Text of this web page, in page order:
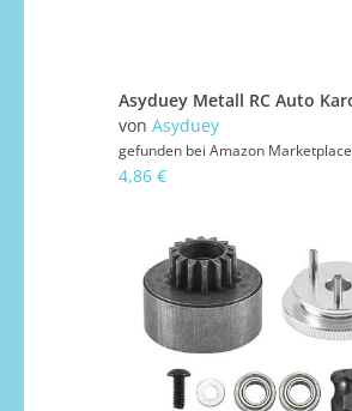
von Asyduey
gefunden bei Amazon Marketplace
4,86 €